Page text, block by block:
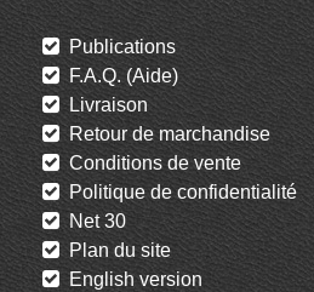
Publications
F.A.Q. (Aide)
Livraison
Retour de marchandise
Conditions de vente
Politique de confidentialité
Net 30
Plan du site
English version